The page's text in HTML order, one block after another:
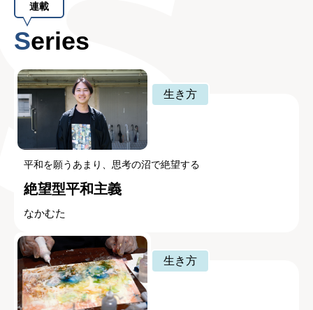
連載
Series
生き方
平和を願うあまり、思考の沼で絶望する
絶望型平和主義
なかむた
生き方